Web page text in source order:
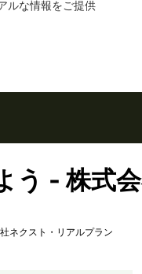
ルな情報をご提供
う - 株式
ネクスト・リアルプラン